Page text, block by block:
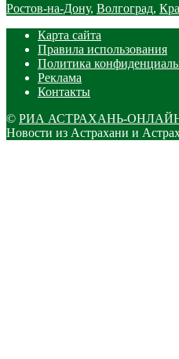
Ростов-на-Дону, Волгоград,
Карта сайта
Правила использования
Политика
Реклама
Контакты
© РИА АСТРАХАНЬ-
Новости из Астрахани и